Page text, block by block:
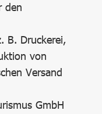
den
B. Druckerei,
von
Versand
GmbH